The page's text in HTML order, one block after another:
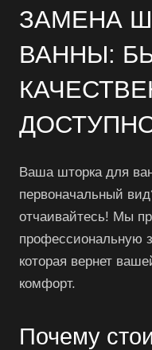
ЗАМЕНА
ВАННЫ:
Ваша шторка для
первоначальный
отчаивайтесь! Мы
профессиональную
которая вернет
комфорт.
Почему